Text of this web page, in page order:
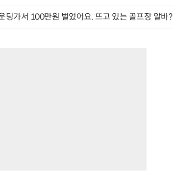
딩가서 100만원 벌었어요. 뜨고 있는 골프장 알바?